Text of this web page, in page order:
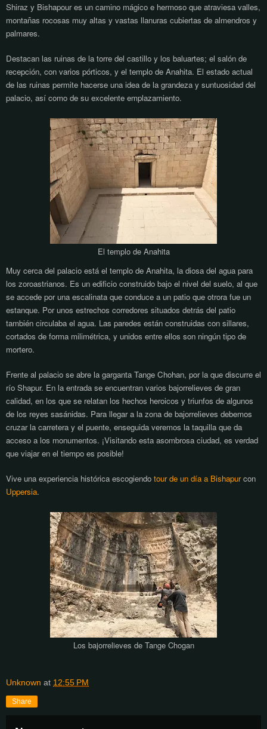
Shiraz y Bishapour es un camino mágico e hermoso que atraviesa valles,
montañas rocosas muy altas y vastas llanuras cubiertas de almendros y
palmares.
Destacan las ruinas de la torre del castillo y los baluartes; el salón de
recepción, con varios pórticos, y el templo de Anahita. El estado actual
de las ruinas permite hacerse una idea de la grandeza y suntuosidad del
palacio, así como de su excelente emplazamiento.
El templo de Anahita
Muy cerca del palacio está el templo de Anahita, la diosa del agua para
los zoroastrianos. Es un edificio construido bajo el nivel del suelo, al que
se accede por una escalinata que conduce a un patio que otrora fue un
estanque. Por unos estrechos corredores situados detrás del patio
también circulaba el agua. Las paredes están construidas con sillares,
cortados de forma milimétrica, y unidos entre ellos son ningún tipo de
mortero.
Frente al palacio se abre la garganta Tange Chohan, por la que discurre el
río Shapur. En la entrada se encuentran varios bajorrelieves de gran
calidad, en los que se relatan los hechos heroicos y triunfos de algunos
de los reyes sasánidas. Para llegar a la zona de bajorrelieves debemos
cruzar la carretera y el puente, enseguida veremos la taquilla que da
acceso a los monumentos. ¡Visitando esta asombrosa ciudad, es verdad
que viajar en el tiempo es posible!
Vive una experiencia histórica escogiendo tour de un día a Bishapurcon
Uppersia.
Los bajorrelieves de Tange Chogan
Unknown at 12:55 PM
Share